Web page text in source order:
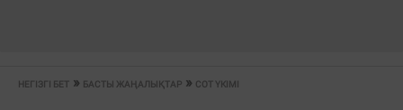
НЕГІЗГІ БЕТ БАСТЫ ЖАҢАЛЫҚТАР СОТ ҮКІМІ